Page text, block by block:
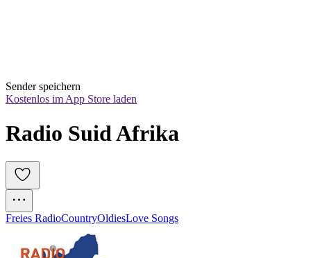
Sender speichern
Kostenlos im App Store laden
Radio Suid Afrika
Freies RadioCountryOldiesLove Songs